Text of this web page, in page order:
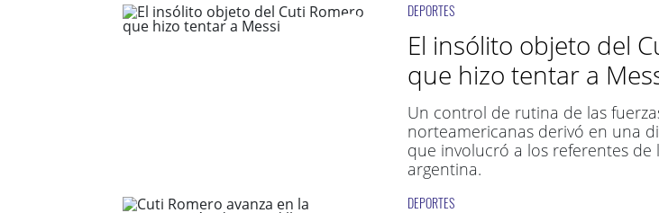
DEPORTES
El insólito objeto del
que hizo tentar a
Un control de rutina de las
norteamericanas derivó en una
que involucró a los referentes de
argentina.
DEPORTES